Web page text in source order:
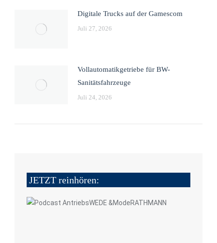
Digitale Trucks auf der Gamescom
Juli 27, 2026
Vollautomatikgetriebe für BW-
Sanitätsfahrzeuge
Juli 24, 2026
JETZT reinhören: